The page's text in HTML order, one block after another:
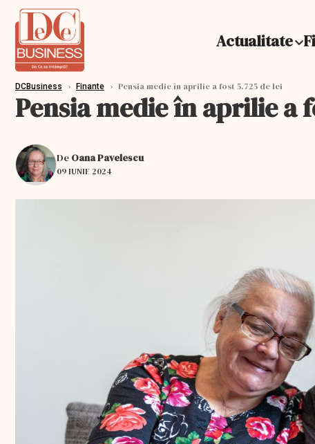
Actualitate
DCBusiness › Finante › Pensia medie în aprilie a fost 5.725 de lei
Pensia medie în aprilie a
De Oana Pavelescu
09 IUNIE 2024